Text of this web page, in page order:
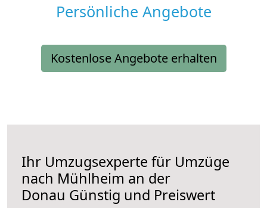
Persönliche Angebote
Kostenlose Angebote erhalten
Ihr Umzugsexperte für Umzüge
nach Mühlheim an der
Donau Günstig und Preiswert